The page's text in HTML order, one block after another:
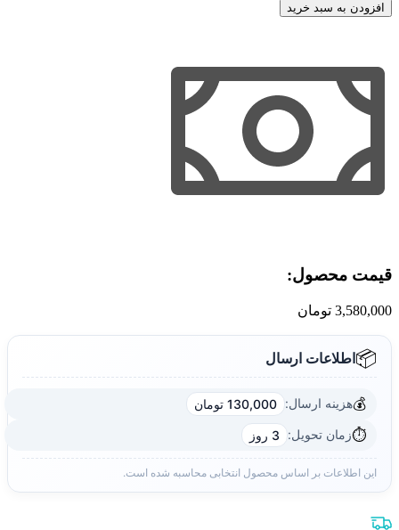
مغذی
لاکچری
عدد
افزودن به سبد خرید
قیمت محصول:​
3,580,000 تومان
📦اطلاعات ارسال
💰هزینه ارسال: 130,000 تومان
⏱️زمان تحویل: 3 روز
این اطلاعات بر اساس محصول انتخابی محاسبه شده است.